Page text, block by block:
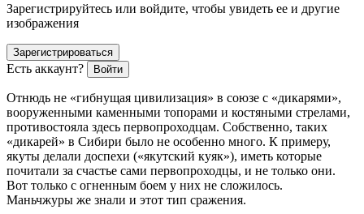
Зарегистрируйтесь или войдите, чтобы увидеть ее и другие
изображения
Зарегистрироваться
Есть аккаунт? Войти
Отнюдь не «гибнущая цивилизация» в союзе с «дикарями»,
вооруженными каменными топорами и костяными стрелами,
противостояла здесь первопроходцам. Собственно, таких
«дикарей» в Сибири было не особенно много. К примеру,
якуты делали доспехи («якутский куяк»), иметь которые
почитали за счастье сами первопроходцы, и не только они.
Вот только с огненным боем у них не сложилось.
Маньчжуры же знали и этот тип сражения.